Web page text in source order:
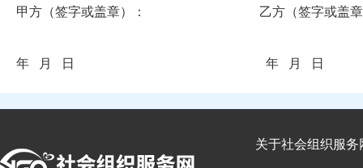
甲方（签字或盖章）： 乙方（签字或盖章
年 月 日 年 月 日
关于社会组织服务